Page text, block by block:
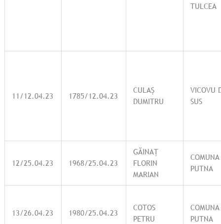
TULCEA
11/12.04.23 1785/12.04.23
CULAȘ
DUMITRU
VICOVU
SUS
12/25.04.23 1968/25.04.23
GĂINAȚ
FLORIN
MARIAN
COMUNA
PUTNA
13/26.04.23 1980/25.04.23
COTOS
PETRU
COMUNA
PUTNA